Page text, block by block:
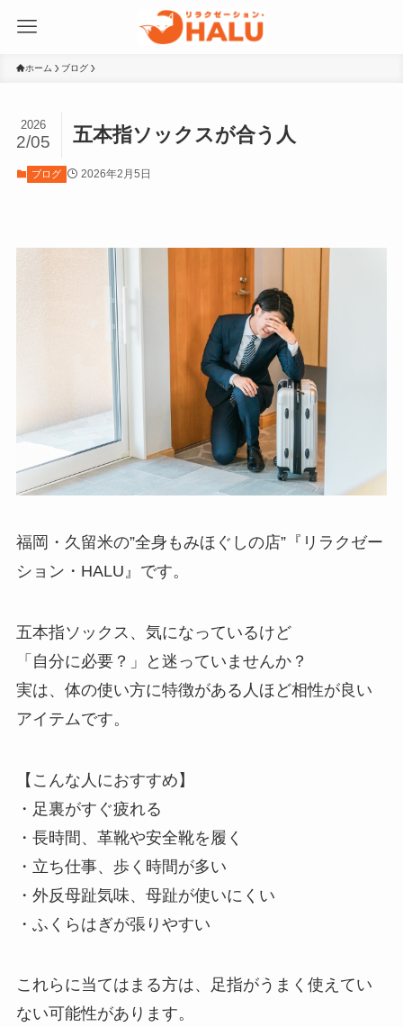
ホーム ブログ
五本指ソックスが合う人
2026
2/05
ブログ 2026年2月5日
福岡・久留米の”全身もみほぐしの店”『リラクゼー
ション・HALU』です。
五本指ソックス、気になっているけど
「自分に必要？」と迷っていませんか？
実は、体の使い方に特徴がある人ほど相性が良い
アイテムです。
【こんな人におすすめ】
・足裏がすぐ疲れる
・長時間、革靴や安全靴を履く
・立ち仕事、歩く時間が多い
・外反母趾気味、母趾が使いにくい
・ふくらはぎが張りやすい
これらに当てはまる方は、足指がうまく使えてい
ない可能性があります。